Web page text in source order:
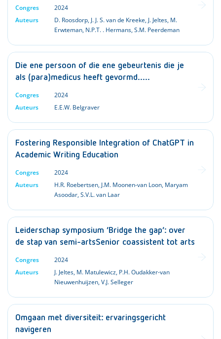
Congres
2024
Auteurs
D. Roosdorp, J. J. S. van de Kreeke, J. Jeltes, M.
Erwteman, N.P.T. . Hermans,S.M. Peerdeman
Die ene persoon of die ene gebeurtenis die je
als (para)medicus heeft gevormd…..
Congres
2024
Auteurs
E.E.W. Belgraver
Fostering Responsible Integration of ChatGPT in
Academic Writing Education
Congres
2024
Auteurs
H.R. Roebertsen, J.M. Moonen-van Loon, Maryam
Asoodar,S.V.L. van Laar
Leiderschap symposium ‘Bridge the gap’: over
de stap van semi-artsSenior coassistent tot arts
Congres
2024
Auteurs
J. Jeltes, M. Matulewicz, P.H. Oudakker-van
Nieuwenhuijzen,V.J. Selleger
Omgaan met diversiteit: ervaringsgericht
navigeren